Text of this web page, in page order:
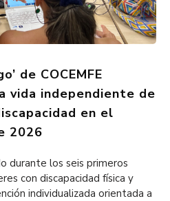
de COCEMFE
vida independiente de
en el
2026
durante los seis primeros
con discapacidad física y
individualizada orientada a